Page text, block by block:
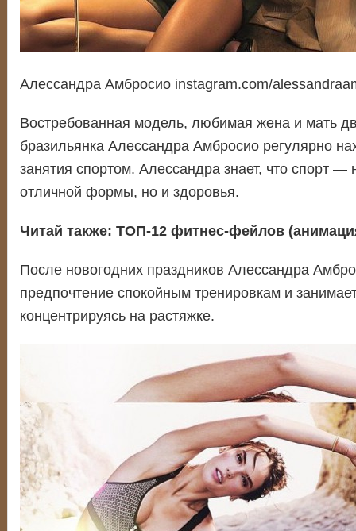
Алессандра Амбросио instagram.com/
Востребованная модель, любимая жена и мать
бразильянка Алессандра Амбросио регулярно
занятия спортом. Алессандра знает, что спорт —
отличной формы, но и здоровья.
Читай также: ТОП-12 фитнес-фейлов
После новогодних праздников Алессандра
предпочтение спокойным тренировкам и
концентрируясь на растяжке.